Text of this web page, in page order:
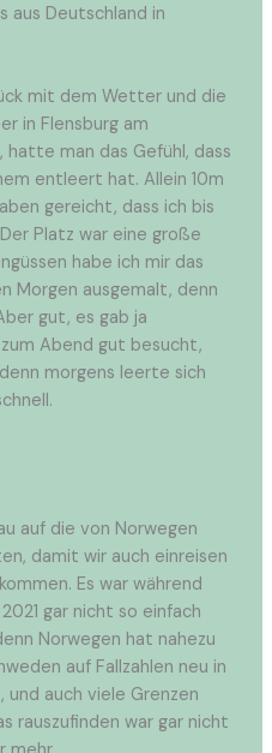
aus Deutschland in
mit dem Wetter und die
in Flensburg am
hatte man das Gefühl, dass
entleert hat. Allein 10m
gereicht, dass ich bis
Platz war eine große
habe ich mir das
Morgen ausgemalt, denn
gut, es gab ja
Abend gut besucht,
morgens leerte sich
auf die von Norwegen
damit wir auch einreisen
Es war während
gar nicht so einfach
Norwegen hat nahezu
auf Fallzahlen neu in
auch viele Grenzen
rauszufinden war gar nicht